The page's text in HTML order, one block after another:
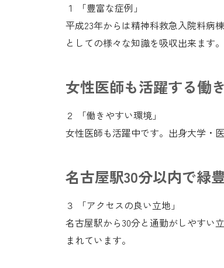
１ 「豊富な症例」
平成23年からは精神科救急入院料病
としての様々な知識を吸収出来ます
女性医師も活躍する働
２ 「働きやすい環境」
女性医師も活躍中です。出身大学・
名古屋駅30分以内で緑
３ 「アクセスの良い立地」
名古屋駅から30分と通勤がしやすい
まれています。